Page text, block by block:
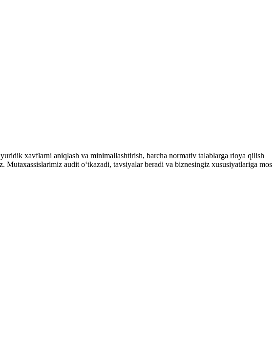
xavflarni aniqlash va minimallashtirish, barcha normativ talablarga rioya qilish
audit oʻtkazadi, tavsiyalar beradi va biznesingiz xususiyatlariga mos